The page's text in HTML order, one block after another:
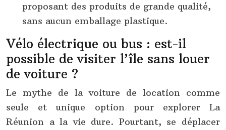
proposant des produits de grande qualité,
sans aucun emballage plastique.
Vélo électrique ou bus : est-il
possible de visiter l’île sans louer
de voiture ?
Le mythe de la voiture de location comme
seule et unique option pour explorer La
Réunion a la vie dure. Pourtant, se déplacer